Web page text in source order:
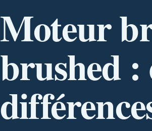
Moteur
brushed :